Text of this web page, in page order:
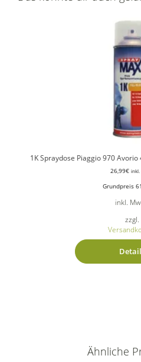
1K Spraydose Piaggio 970
26,99€ inkl.
Grundpreis
inkl.
zzgl.
Ähnliche